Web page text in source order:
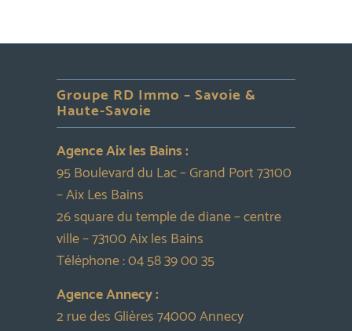
Groupe RD Immo – Savoie &
Haute-Savoie
Agence Aix les Bains :
95 Boulevard du Lac – Grand Port 73100
– Aix Les Bains
26 square du temple de diane – centre
ville – 73100 Aix les Bains
Téléphone :04 58 39 00 35
Agence Annecy :
2 rue des Glières 74000 Annecy